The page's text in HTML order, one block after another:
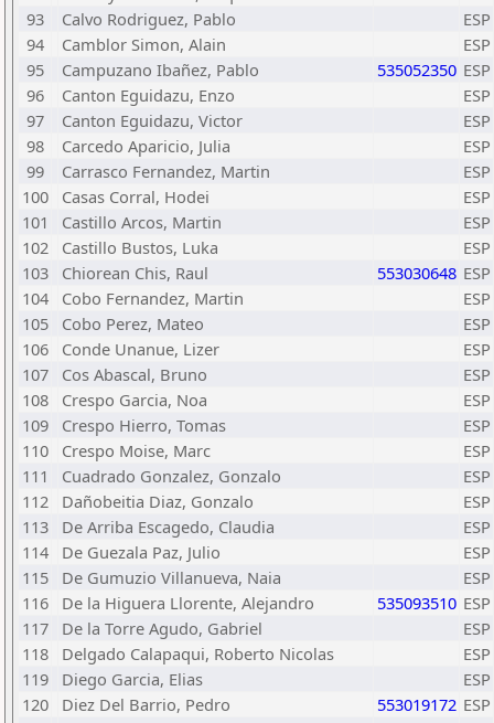
93
Calvo Rodriguez, Pablo
ESP
94
Camblor Simon, Alain
ESP
95
Campuzano Ibañez, Pablo 535052350 ESP
96
Canton Eguidazu, Enzo
ESP
97
Canton Eguidazu, Victor
ESP
98
Carcedo Aparicio, Julia
ESP
99
Carrasco Fernandez, Martin
ESP
100
Casas Corral, Hodei
ESP
101
Castillo Arcos, Martin
ESP
102
Castillo Bustos, Luka
ESP
103
Chiorean Chis, Raul 553030648 ESP
104
Cobo Fernandez, Martin
ESP
105
Cobo Perez, Mateo
ESP
106
Conde Unanue, Lizer
ESP
107
Cos Abascal, Bruno
ESP
108
Crespo Garcia, Noa
ESP
109
Crespo Hierro, Tomas
ESP
110
Crespo Moise, Marc
ESP
111
Cuadrado Gonzalez, Gonzalo
ESP
112
Dañobeitia Diaz, Gonzalo
ESP
113
De Arriba Escagedo, Claudia
ESP
114
De Guezala Paz, Julio
ESP
115
De Gumuzio Villanueva, Naia
ESP
116
De la Higuera Llorente, Alejandro 535093510 ESP
117
De la Torre Agudo, Gabriel
ESP
118
Delgado Calapaqui, Roberto Nicolas
ESP
119
Diego Garcia, Elias
ESP
120
Diez Del Barrio, Pedro 553019172 ESP